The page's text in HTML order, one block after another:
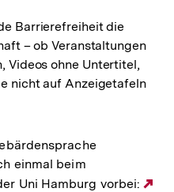
Barrierefreiheit die
– ob Veranstaltungen
Videos ohne Untertitel,
nicht auf Anzeigetafeln
einmal beim
Uni Hamburg vorbei: